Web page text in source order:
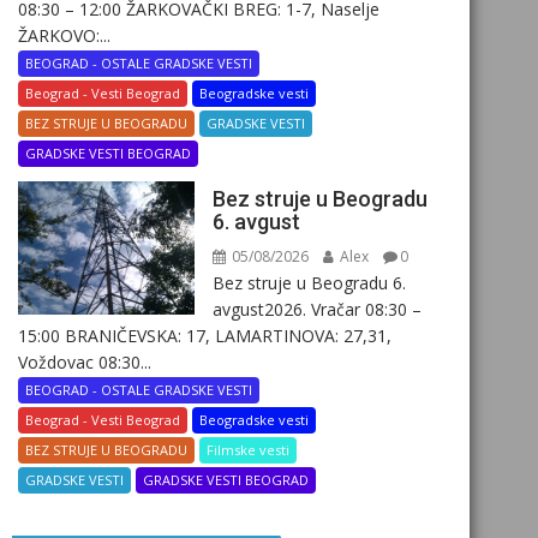
08:30 – 12:00 ŽARKOVAČKI BREG: 1-7, Naselje
ŽARKOVO:...
BEOGRAD - OSTALE GRADSKE VESTI
Beograd - Vesti Beograd
Beogradske vesti
BEZ STRUJE U BEOGRADU
GRADSKE VESTI
GRADSKE VESTI BEOGRAD
Bez struje u Beogradu
6. avgust
05/08/2026 Alex 0
Bez struje u Beogradu 6.
avgust2026. Vračar 08:30 –
15:00 BRANIČEVSKA: 17, LAMARTINOVA: 27,31,
Voždovac 08:30...
BEOGRAD - OSTALE GRADSKE VESTI
Beograd - Vesti Beograd
Beogradske vesti
BEZ STRUJE U BEOGRADU
Filmske vesti
GRADSKE VESTI
GRADSKE VESTI BEOGRAD